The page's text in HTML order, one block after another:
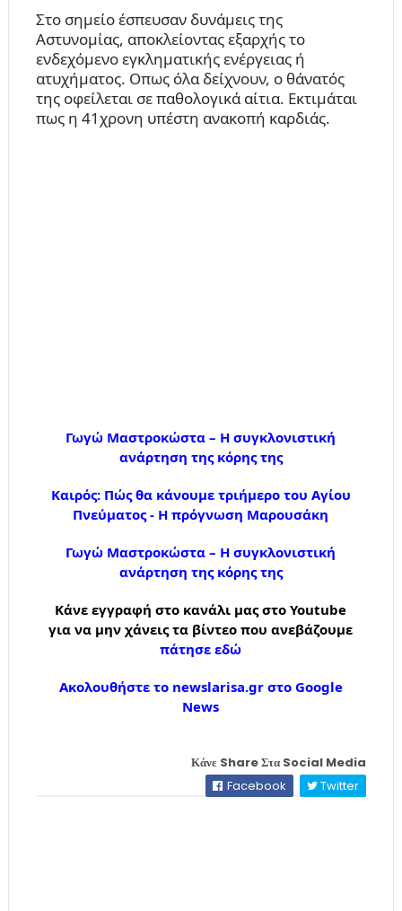
Στο σημείο έσπευσαν δυνάμεις της
Αστυνομίας, αποκλείοντας εξαρχής το
ενδεχόμενο εγκληματικής ενέργειας ή
ατυχήματος. Οπως όλα δείχνουν, ο θάνατός
της οφείλεται σε παθολογικά αίτια. Εκτιμάται
πως η 41χρονη υπέστη ανακοπή καρδιάς.
Γωγώ Μαστροκώστα – Η συγκλονιστική
ανάρτηση της κόρης της
Καιρός: Πώς θα κάνουμε τριήμερο του Αγίου
Πνεύματος - Η πρόγνωση Μαρουσάκη
Γωγώ Μαστροκώστα – Η συγκλονιστική
ανάρτηση της κόρης της
Κάνε εγγραφή στο κανάλι μας στο Youtube
για να μην χάνεις τα βίντεο που ανεβάζουμε
πάτησε εδώ
Ακολουθήστε το newslarisa.gr στο Google
News
Κάνε Share Στα Social Media
Facebook
Twitter